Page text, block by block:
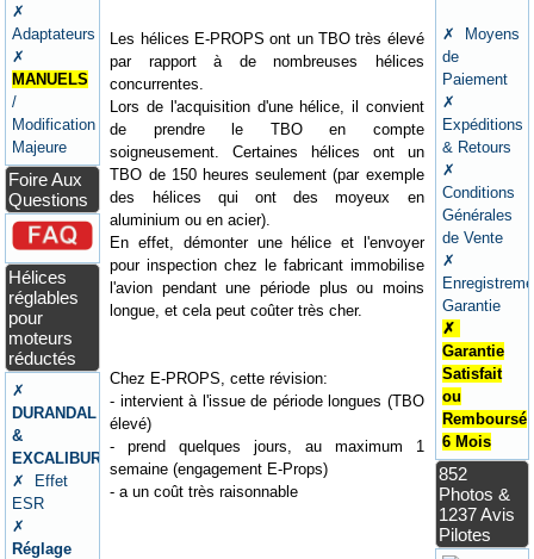
✗
Adaptateurs
✗
MANUELS
/
Modification
Majeure
Foire Aux
Questions
Hélices
réglables
pour
moteurs
réductés
✗
DURANDAL
&
EXCALIBUR
✗ Effet
ESR
✗
Réglage
Les hélices E-PROPS ont un TBO très élevé
par rapport à de nombreuses hélices
concurrentes.
Lors de l'acquisition d'une hélice, il convient
de prendre le TBO en compte
soigneusement. Certaines hélices ont un
TBO de 150 heures seulement (par exemple
des hélices qui ont des moyeux en
aluminium ou en acier).
En effet, démonter une hélice et l'envoyer
pour inspection chez le fabricant immobilise
l'avion pendant une période plus ou moins
longue, et cela peut coûter très cher.
Chez E-PROPS, cette révision:
- intervient à l'issue de période longues (TBO
élevé)
- prend quelques jours, au maximum 1
semaine (engagement E-Props)
- a un coût très raisonnable
✗ Moyens
de
Paiement
✗
Expéditions
& Retours
✗
Conditions
Générales
de Vente
✗
Garantie
✗
Garantie
Satisfait
ou
Remboursé
6 Mois
852
Photos &
1237 Avis
Pilotes